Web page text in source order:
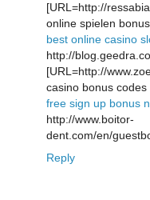
[URL=http://
online spielen
best online casino
http://
[URL=http://
casino bonus
free sign up bonus
http://www.boitor-
dent.com/en/
Reply